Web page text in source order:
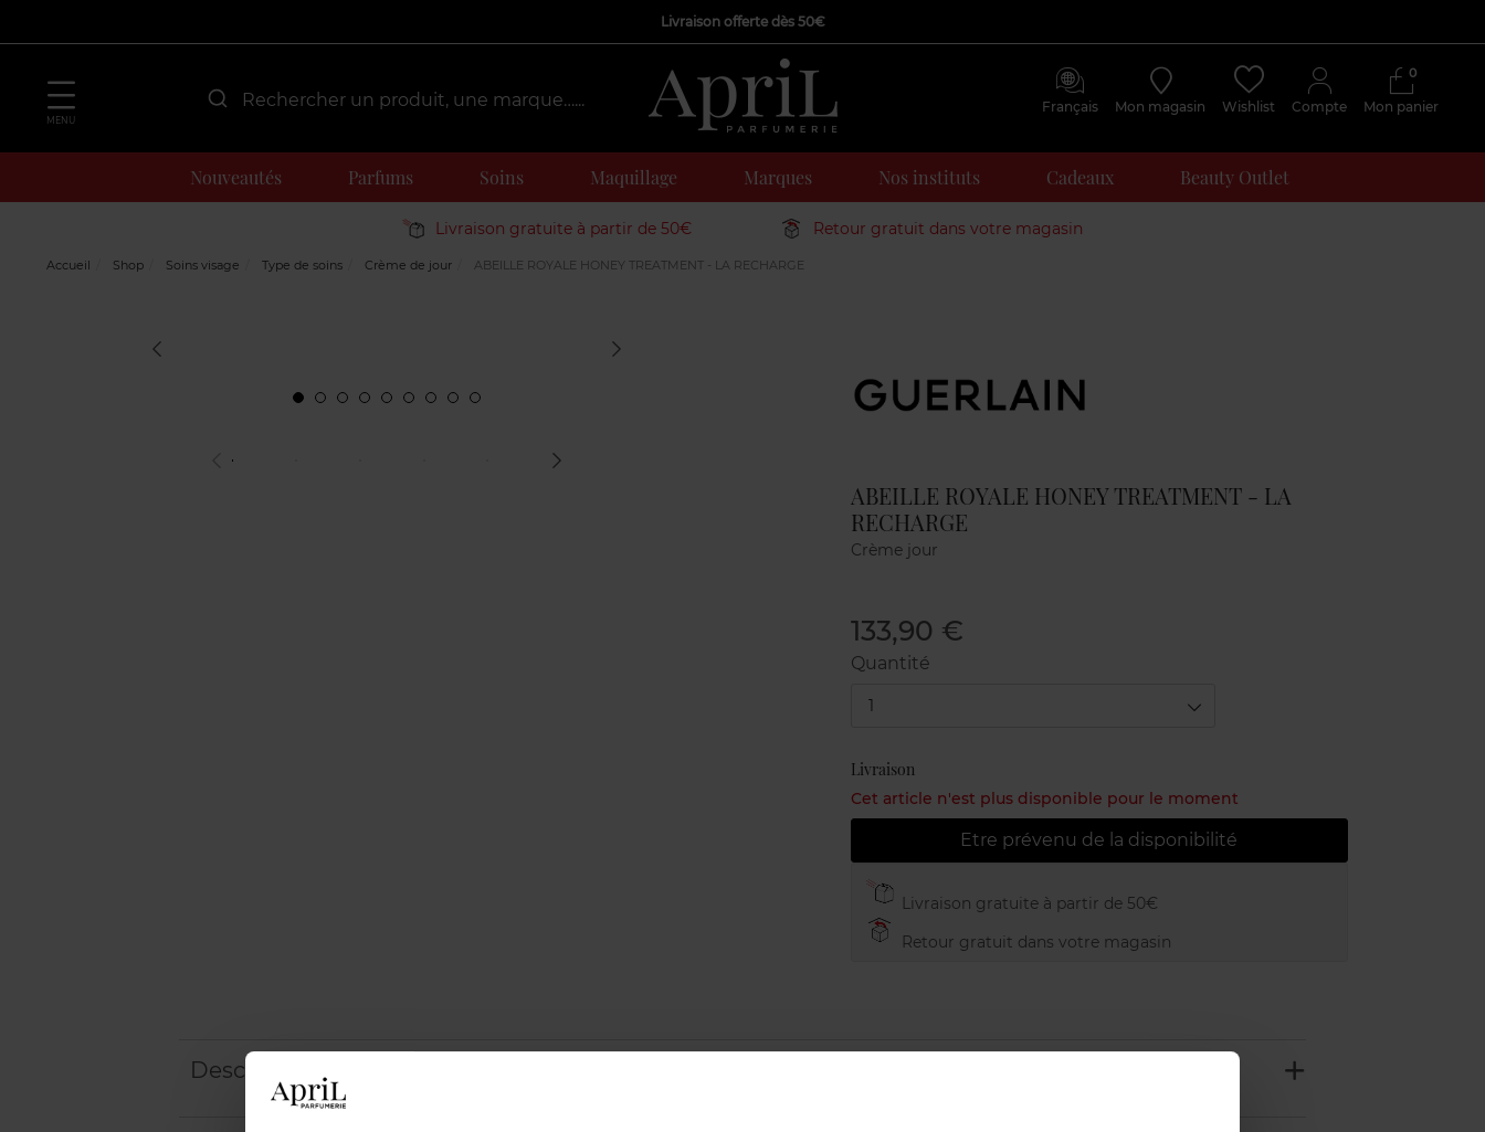
Livraison offerte dès 50€
MENU
Français Mon magasin Wishlist Compte Mon panier
0
Nouveautés Parfums Soins Maquillage Marques Nos instituts Cadeaux Beauty Outlet
Livraison gratuite à partir de 50€ Retour gratuit dans votre magasin
Accueil Shop Soins visage Type de soins Crème de jour ABEILLE ROYALE HONEY TREATMENT - LA RECHARGE
ABEILLE ROYALE HONEY TREATMENT - LA
RECHARGE
Crème jour
133,90 €
Quantité
1
Livraison
Cet article n'est plus disponible pour le moment
Etre prévenu de la disponibilité
Livraison gratuite à partir de 50€
Retour gratuit dans votre magasin
Description